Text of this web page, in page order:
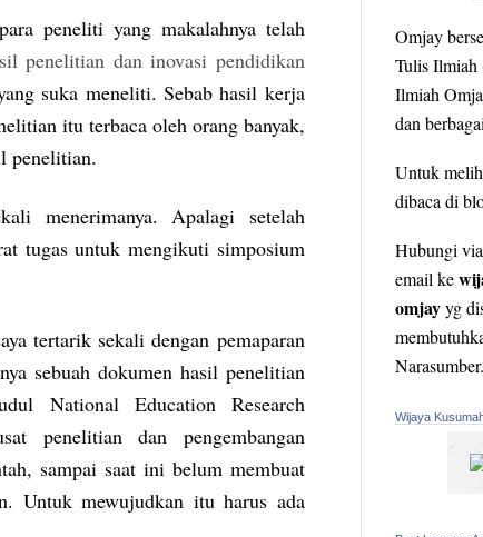
peneliti yang makalahnya telah
penelitian dan inovasi pendidikan
suka meneliti. Sebab hasil kerja
itu terbaca oleh orang banyak,
penelitian.
menerimanya. Apalagi setelah
tugas untuk mengikuti simposium
tertarik sekali dengan pemaparan
sebuah dokumen hasil penelitian
National Education Research
penelitian dan pengembangan
sampai saat ini belum membuat
Untuk mewujudkan itu harus ada
Omjay
Tulis Ilmiah
Ilmiah
dan
Untuk
dibaca di
Hubungi
email ke
omjayyg
Narasumber.
Wijaya